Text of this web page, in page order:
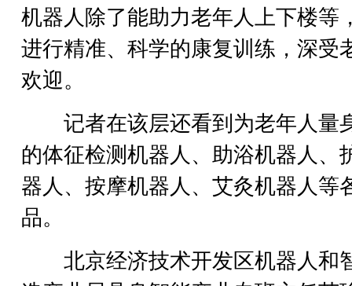
机器人除了能助力老年人上下楼等
进行精准、科学的康复训练，深受
欢迎。
记者在该层还看到为老年人量
的体征检测机器人、助浴机器人、
器人、按摩机器人、艾灸机器人等
品。
北京经济技术开发区机器人和